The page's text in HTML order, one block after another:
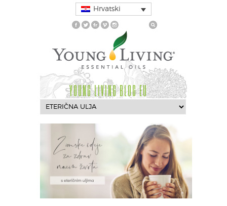
Hrvatski
YOUNG LIVING BLOG EU